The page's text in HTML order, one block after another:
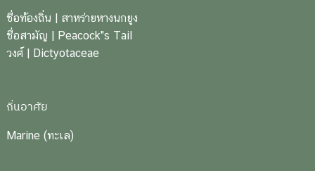
ชื่อท้องถิ่น | สาหร่ายหางนกยูง
ชื่อสามัญ | Peacock"s Tail
วงศ์ | Dictyotaceae
ถิ่นอาศัย
Marine (ทะเล)